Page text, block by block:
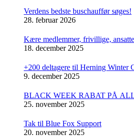
Verdens bedste buschauffør søges!
28. februar 2026
Kære medlemmer, frivillige,
18. december 2025
+200 deltagere til Herning Winter
9. december 2025
BLACK WEEK RABAT PÅ
25. november 2025
Tak til Blue Fox Support
20. november 2025